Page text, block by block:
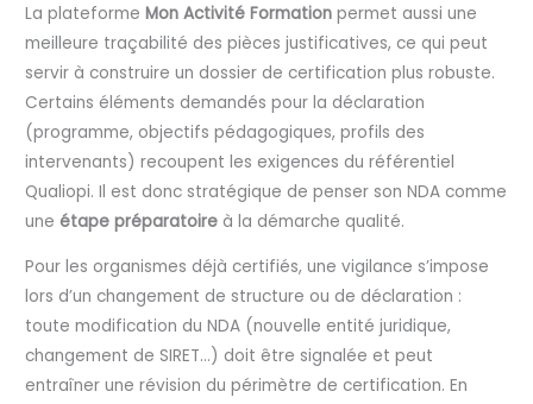
La plateformeMon Activité Formation permet aussi une
meilleure traçabilité des pièces justificatives, ce qui peut
servir à construire un dossier de certification plus robuste.
Certains éléments demandés pour la déclaration
(programme, objectifs pédagogiques, profils des
intervenants) recoupent les exigences du référentiel
Qualiopi. Il est donc stratégique de penser son NDA comme
uneétape préparatoire à la démarche qualité.
Pour les organismes déjà certifiés, une vigilance s’impose
lors d’un changement de structure ou de déclaration :
toute modification du NDA (nouvelle entité juridique,
changement de SIRET…) doit être signalée et peut
entraîner une révision du périmètre de certification. En